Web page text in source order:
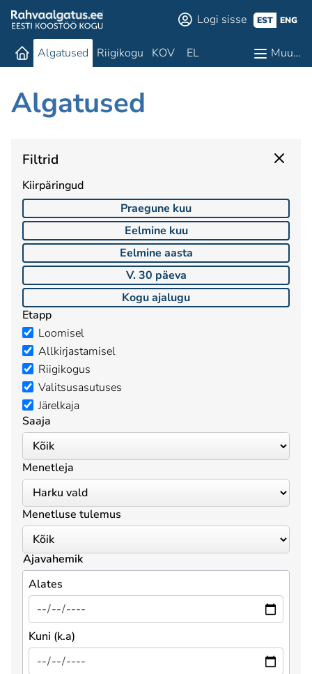
Logi sisse EST ENG
Algatused Riigikogu KOV EL Muu…
Algatused
Filtrid
Kiirpäringud
Praegune kuu
Eelmine kuu
Eelmine aasta
V. 30 päeva
Kogu ajalugu
Etapp
Loomisel
Allkirjastamisel
Riigikogus
Valitsusasutuses
Järelkaja
Saaja
Menetleja
Menetluse tulemus
Ajavahemik
Alates
Kuni (k.a)